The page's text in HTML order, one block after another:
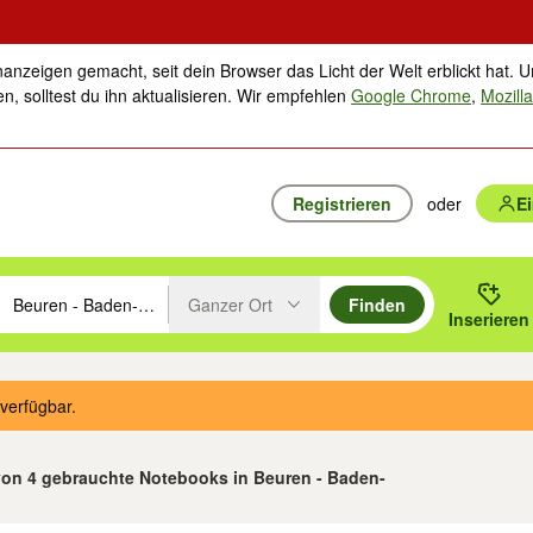
gemacht, seit dein Browser das Licht der Welt erblickt hat.
solltest du ihn aktualisieren. Wir empfehlenGoogle Chrome,
Registrieren oder
mit den Pfeiltasten nach oben/unten durchsuchen und mit
oder Ort eingeben. Eingabetaste drücken um zu suchen, oder
Ganzer Ort
Finden
Inserieren
4 gebrauchte Notebooks in Beuren - Baden-